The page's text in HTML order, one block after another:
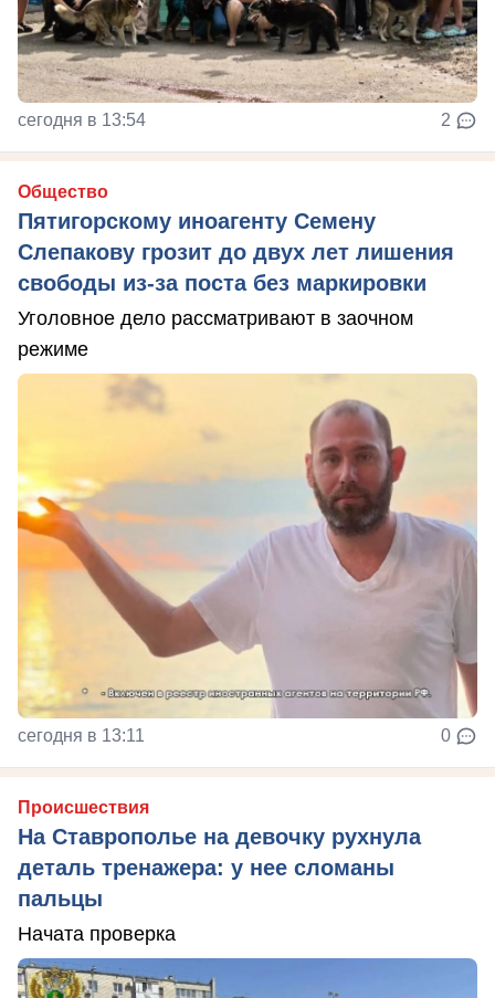
сегодня в 13:54 2
Общество
Пятигорскому иноагенту Семену
Слепакову грозит до двух лет лишения
свободы из-за поста без маркировки
Уголовное дело рассматривают в заочном
режиме
сегодня в 13:11 0
Происшествия
На Ставрополье на девочку рухнула
деталь тренажера: у нее сломаны
пальцы
Начата проверка